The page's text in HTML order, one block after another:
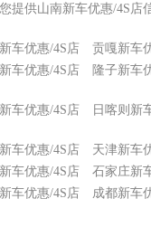
提供山南新车优惠/4S
车优惠/4S店 贡嘎新车
车优惠/4S店 隆子新车
车优惠/4S店 日喀则新
新车优惠/4S店 天津新车
车优惠/4S店 石家庄新
车优惠/4S店 成都新车